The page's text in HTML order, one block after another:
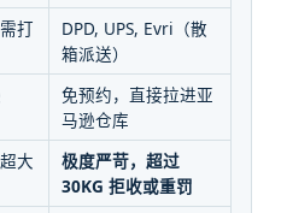
打
DPD, UPS, Evri（散
箱派送）
免预约，直接拉进亚
马逊仓库
大
极度严苛，超过
30KG 拒收或重罚